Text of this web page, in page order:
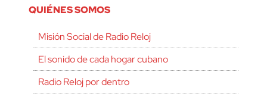
QUIÉNES SOMOS
Misión Social de Radio Reloj
El sonido de cada hogar cubano
Radio Reloj por dentro